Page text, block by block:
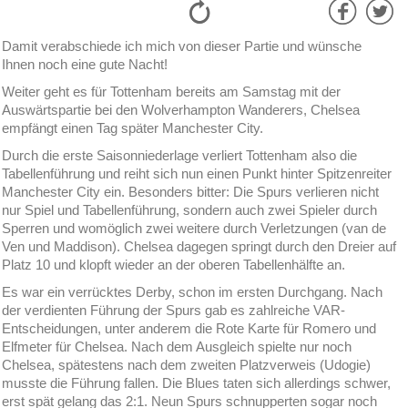
Damit verabschiede ich mich von dieser Partie und wünsche
Ihnen noch eine gute Nacht!
Weiter geht es für Tottenham bereits am Samstag mit der
Auswärtspartie bei den Wolverhampton Wanderers, Chelsea
empfängt einen Tag später Manchester City.
Durch die erste Saisonniederlage verliert Tottenham also die
Tabellenführung und reiht sich nun einen Punkt hinter Spitzenreiter
Manchester City ein. Besonders bitter: Die Spurs verlieren nicht
nur Spiel und Tabellenführung, sondern auch zwei Spieler durch
Sperren und womöglich zwei weitere durch Verletzungen (van de
Ven und Maddison). Chelsea dagegen springt durch den Dreier auf
Platz 10 und klopft wieder an der oberen Tabellenhälfte an.
Es war ein verrücktes Derby, schon im ersten Durchgang. Nach
der verdienten Führung der Spurs gab es zahlreiche VAR-
Entscheidungen, unter anderem die Rote Karte für Romero und
Elfmeter für Chelsea. Nach dem Ausgleich spielte nur noch
Chelsea, spätestens nach dem zweiten Platzverweis (Udogie)
musste die Führung fallen. Die Blues taten sich allerdings schwer,
erst spät gelang das 2:1. Neun Spurs schnupperten sogar noch